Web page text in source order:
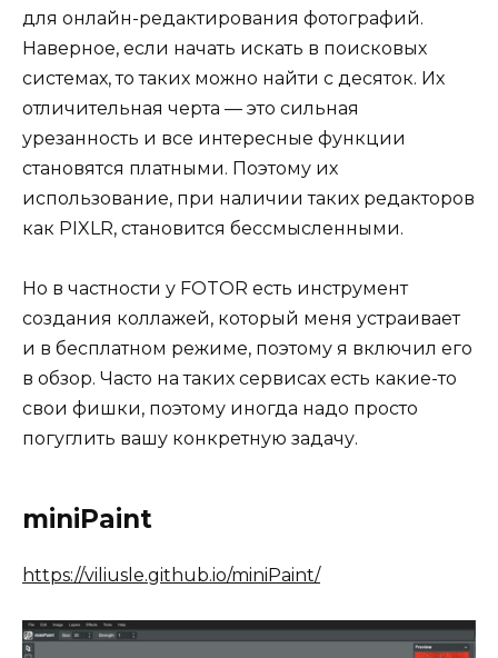
для онлайн-редактирования фотографий.
Наверное, если начать искать в поисковых
системах, то таких можно найти с десяток. Их
отличительная черта — это сильная
урезанность и все интересные функции
становятся платными. Поэтому их
использование, при наличии таких редакторов
как PIXLR, становится бессмысленными.
Но в частности у FOTOR есть инструмент
создания коллажей, который меня устраивает
и в бесплатном режиме, поэтому я включил его
в обзор. Часто на таких сервисах есть какие-то
свои фишки, поэтому иногда надо просто
погуглить вашу конкретную задачу.
miniPaint
https://viliusle.github.io/miniPaint/